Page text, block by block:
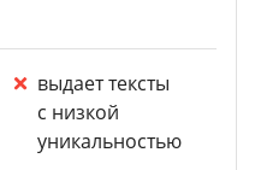
выдает тексты
с низкой
уникальностью